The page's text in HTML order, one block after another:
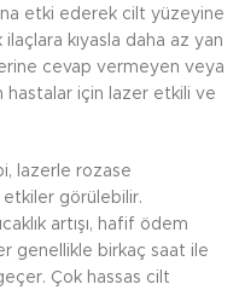
etki ederek cilt yüzeyine
kıyasla daha az yan
cevap vermeyen veya
hastalar için lazer etkili ve
lazerle rozase
görülebilir.
artışı, hafif ödem
genellikle birkaç saat ile
Çok hassas cilt